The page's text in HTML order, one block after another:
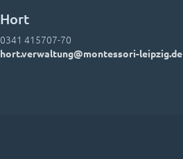
Hort
0341 415707-70
hort.verwaltung@montessori-leipzig.de